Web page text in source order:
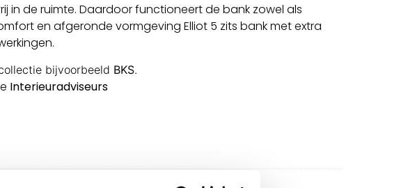
de ruimte. Daardoor functioneert de bank zowel als
en afgeronde vormgeving Elliot 5 zits bank met extra
bijvoorbeeld BKS.
Interieuradviseurs